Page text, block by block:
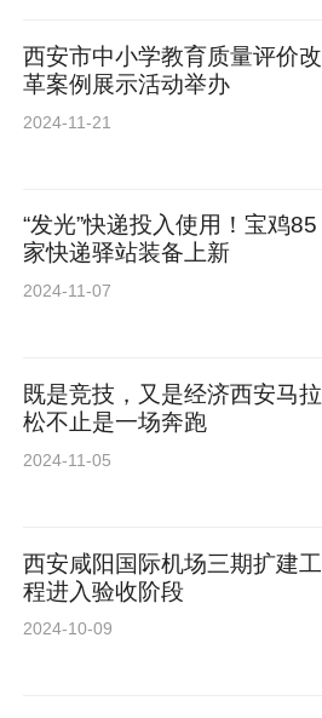
西安市中小学教育质量评价改
革案例展示活动举办
2024-11-21
“发光”快递投入使用！宝鸡85
家快递驿站装备上新
2024-11-07
既是竞技，又是经济西安马拉
松不止是一场奔跑
2024-11-05
西安咸阳国际机场三期扩建工
程进入验收阶段
2024-10-09